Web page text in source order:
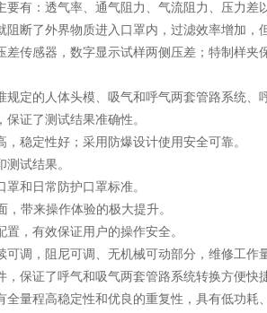
要有：透气率、通气阻力、气流阻力、压力
断了外界物质进入口罩内，过滤效率增加，
传感器，数字显示试样两侧压差；特制样夹
的人体头模、吸气和呼气两套管路系统、
证了测试结果准确性。
定性好；采用防爆设计使用安全可靠。
试结果。
和日常防护口罩标准。
带来操作体验的极大提升。
，有效保证用户的操作安全。
，阻尼可调、无机械可动部分，维修工作量
证了呼气和吸气两套管路系统转换方便快捷
程高稳定性和优良的重复性，具有低功耗